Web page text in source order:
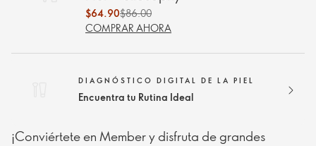
$64.90$86.00
COMPRAR AHORA
DIAGNÓSTICO DIGITAL DE LA PIEL
Encuentra tu Rutina Ideal
¡Conviértete en Member y disfruta de grandes